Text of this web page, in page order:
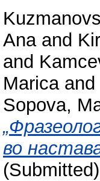
Anaand
and
Maricaand
Sopova,
во
(Submitted)